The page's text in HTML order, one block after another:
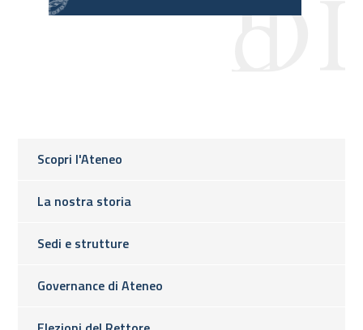
Scopri l'Ateneo
La nostra storia
Sedi e strutture
Governance di Ateneo